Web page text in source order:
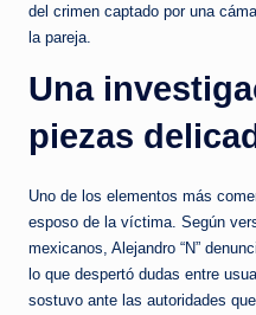
del crimen captado por una
la pareja.
Una
piezas
Uno de los elementos más
esposo de la víctima. Según
mexicanos, Alejandro “N”
lo que despertó dudas entre
sostuvo ante las autoridades